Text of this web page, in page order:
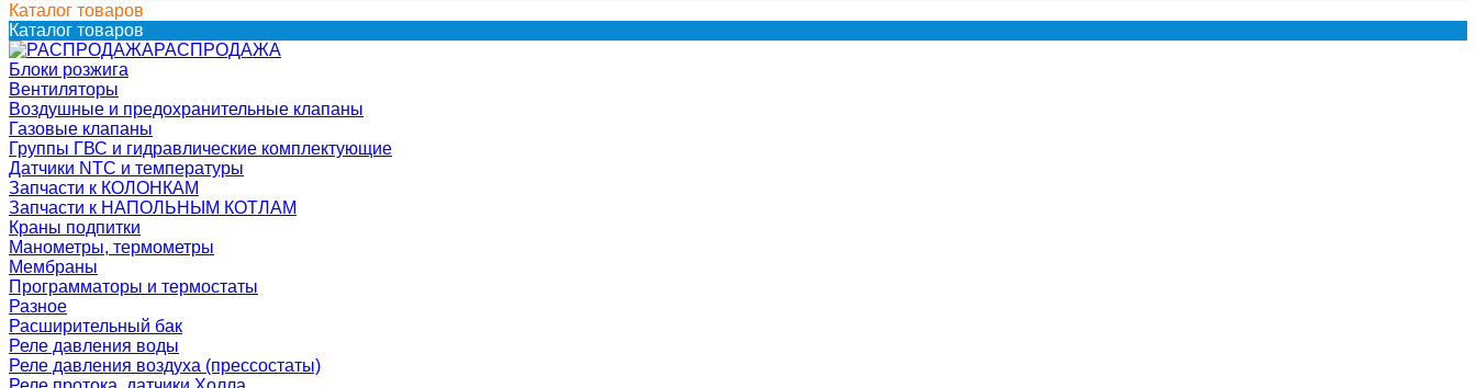
Каталог товаров
Каталог товаров
РАСПРОДАЖА
Блоки розжига
Вентиляторы
Воздушные и предохранительные клапаны
Газовые клапаны
Группы ГВС и гидравлические комплектующие
Датчики NTC и температуры
Запчасти к КОЛОНКАМ
Запчасти к НАПОЛЬНЫМ КОТЛАМ
Краны подпитки
Манометры, термометры
Мембраны
Программаторы и термостаты
Разное
Расширительный бак
Реле давления воды
Реле давления воздуха (прессостаты)